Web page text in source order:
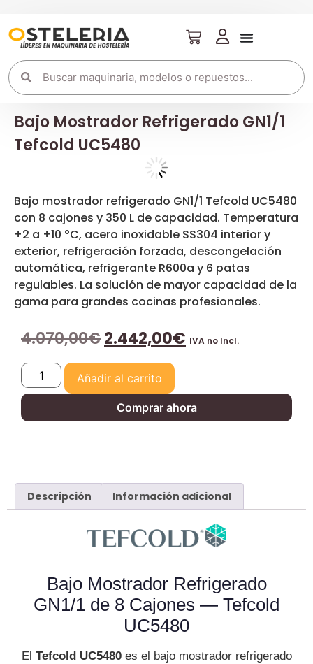
Bajo Mostrador Refrigerado GN1/1
Tefcold UC5480
Bajo mostrador refrigerado GN1/1 Tefcold UC5480
con 8 cajones y 350 L de capacidad. Temperatura
+2 a +10 °C, acero inoxidable SS304 interior y
exterior, refrigeración forzada, descongelación
automática, refrigerante R600a y 6 patas
regulables. La solución de mayor capacidad de la
gama para grandes cocinas profesionales.
4.070,00€2.442,00€ IVA no Incl.
Añadir al carrito
Comprar ahora
Descripción Información adicional
Bajo Mostrador Refrigerado
GN1/1 de 8 Cajones — Tefcold
UC5480
El Tefcold UC5480es el bajo mostrador refrigerado